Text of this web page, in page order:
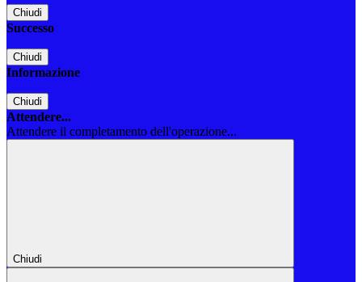
Chiudi
Successo
Chiudi
Informazione
Chiudi
Attendere...
Attendere il completamento dell'operazione...
Chiudi